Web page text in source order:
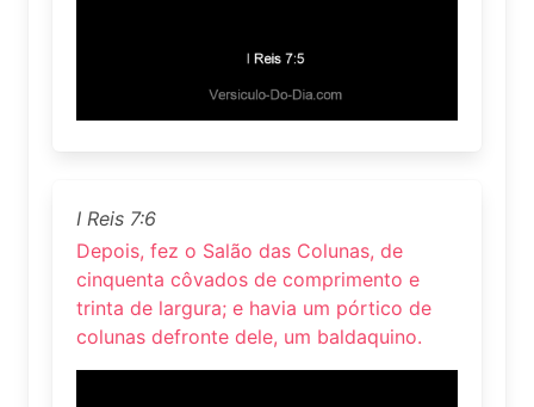
I Reis 7:6
Depois, fez o Salão das Colunas, de
cinquenta côvados de comprimento e
trinta de largura; e havia um pórtico de
colunas defronte dele, um baldaquino.